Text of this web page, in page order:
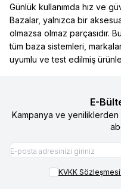
Günlük kullanımda hız ve
Bazalar, yalnızca bir
olmazsa olmaz parçasıdır.
tüm baza sistemleri,
uyumlu ve test edilmiş
E-
Kampanya ve
KVKK